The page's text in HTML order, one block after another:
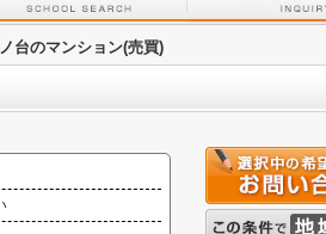
台のマンション(売買)